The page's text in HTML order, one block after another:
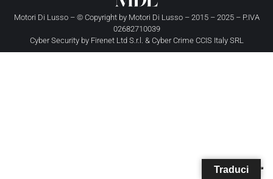
Motori Di Lusso – © Copyright by Motori Di Lusso– 2015 – 2025 – P.IVA
02682710039
Cyber Security by Firenet Ltd S.r.l. & Cyber Crime CCIS Italy SRL
Traduci